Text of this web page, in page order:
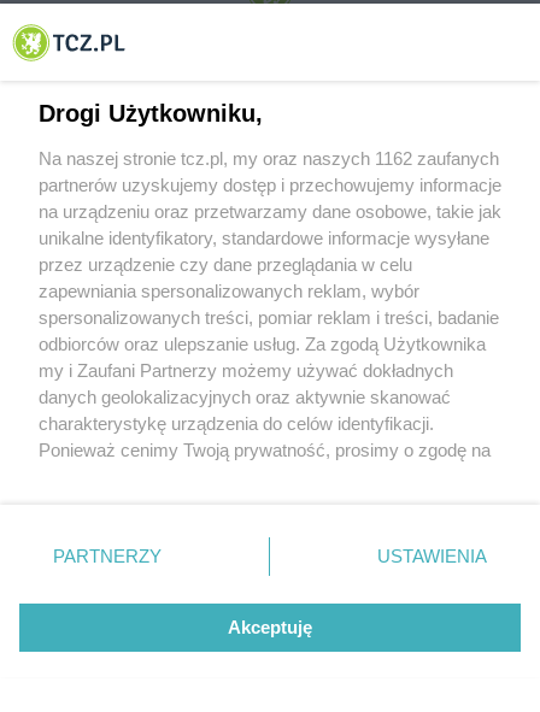
© 2001-2026 Tczew - TCZ.PL Sp. z o.o. Internetowy Serwis Informacyjny Miasta
O FIRMIE POLITYKA PRYWATNOŚCI HOSTING
REKLAMA WSPÓŁPRACA RSS FACEBOOK KONTAKT
Nasze serwisy
Aktualności
Tcz24
Historia miasta
Muzyka i kultura
Archiwum wydarzeń
Zdjęcia miasta
Drogi Użytkowniku,
Na naszej stronie tcz.pl, my oraz naszych 1162 zaufanych
partnerów uzyskujemy dostęp i przechowujemy informacje
na urządzeniu oraz przetwarzamy dane osobowe, takie jak
unikalne identyfikatory, standardowe informacje wysyłane
przez urządzenie czy dane przeglądania w celu
zapewniania spersonalizowanych reklam, wybór
spersonalizowanych treści, pomiar reklam i treści, badanie
odbiorców oraz ulepszanie usług. Za zgodą Użytkownika
my i Zaufani Partnerzy możemy używać dokładnych
danych geolokalizacyjnych oraz aktywnie skanować
charakterystykę urządzenia do celów identyfikacji.
Ponieważ cenimy Twoją prywatność, prosimy o zgodę na
znajdujący się w lewym dolnym rogu strony
. Niektóre
przetwarzaniu. Preferencje będą miały zastosowania tylko
PARTNERZY USTAWIENIA
Akceptuję